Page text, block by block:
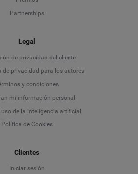
Partnerships
Legal
de privacidad del cliente
de privacidad para los autores
y condiciones
mi información personal
uso de la inteligencia artificial
Política de Cookies
Clientes
Iniciar sesión
Language
Deutsch